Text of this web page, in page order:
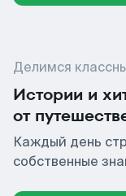
Делимся
Истории и
от
Каждый день
собственные